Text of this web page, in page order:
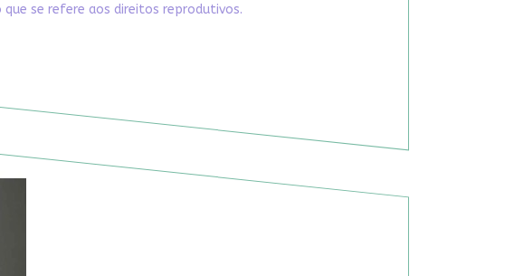
se refere aos direitos reprodutivos.